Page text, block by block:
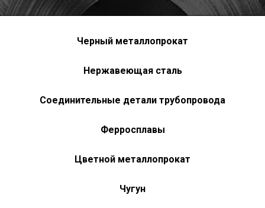
Черный металлопрокат
Нержавеющая сталь
Соединительные детали трубопровода
Ферросплавы
Цветной металлопрокат
Чугун